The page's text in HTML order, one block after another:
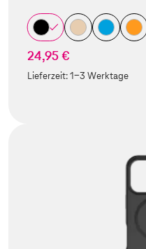
24,95 €
Lieferzeit:1-3 Werktage